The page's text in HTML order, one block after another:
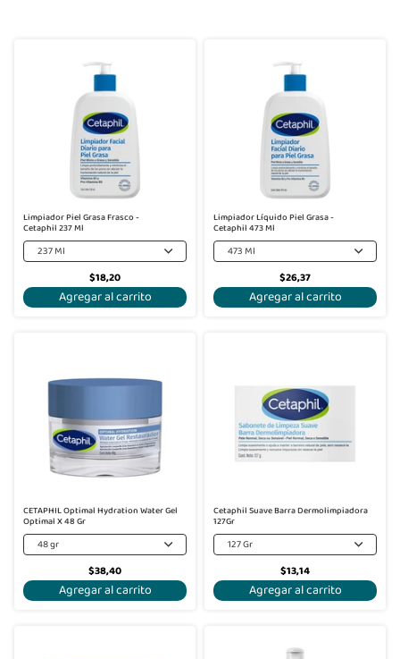
Limpiador Piel Grasa Frasco -
Cetaphil 237 Ml
237 Ml
$18,20
Agregar al carrito
Limpiador Líquido Piel Grasa -
Cetaphil 473 Ml
473 Ml
$26,37
Agregar al carrito
CETAPHIL Optimal Hydration Water Gel
Optimal X 48 Gr
48 gr
$38,40
Agregar al carrito
Cetaphil Suave Barra Dermolimpiadora
127Gr
127 Gr
$13,14
Agregar al carrito